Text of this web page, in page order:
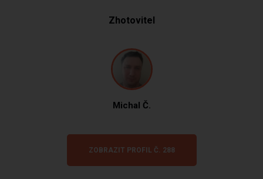
Zhotovitel
Michal Č.
ZOBRAZIT PROFIL Č. 288